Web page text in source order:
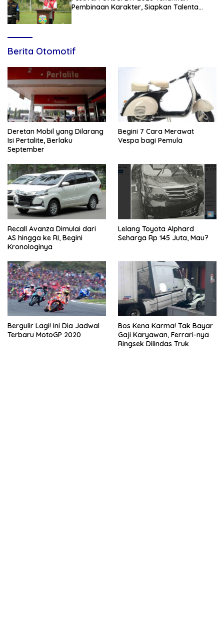
Pembinaan Karakter, Siapkan Talenta
Berita Otomotif
Deretan Mobil yang Dilarang
Isi Pertalite, Berlaku
September
Begini 7 Cara Merawat
Vespa bagi Pemula
Recall Avanza Dimulai dari
AS hingga ke RI, Begini
Kronologinya
Lelang Toyota Alphard
Seharga Rp 145 Juta, Mau?
Bergulir Lagi! Ini Dia Jadwal
Terbaru MotoGP 2020
Bos Kena Karma! Tak Bayar
Gaji Karyawan, Ferrari-nya
Ringsek Dilindas Truk